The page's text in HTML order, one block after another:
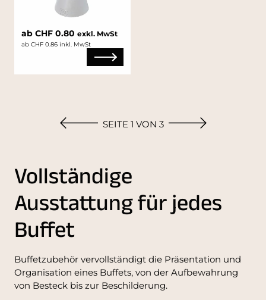
ab CHF 0.80 exkl. MwSt
ab CHF 0.86 inkl. MwSt
SEITE 1 VON 3
Vollständige
Ausstattung für jedes
Buffet
Buffetzubehör vervollständigt die Präsentation und
Organisation eines Buffets, von der Aufbewahrung
von Besteck bis zur Beschilderung.